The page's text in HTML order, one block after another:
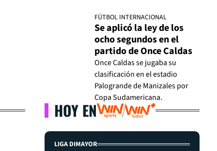
FÚTBOL INTERNACIONAL
Se aplicó la ley de los
ocho segundos en el
partido de Once Caldas
Once Caldas se jugaba su
clasificación en el estadio
Palogrande de Manizales por
Copa Sudamericana.
HOY EN
LIGA DIMAYOR